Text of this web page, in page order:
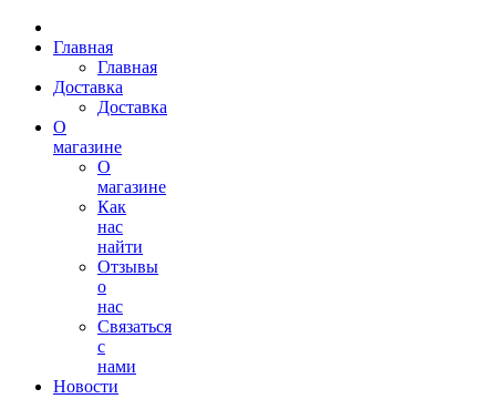
Главная
Главная
Доставка
Доставка
О
магазине
О
магазине
Как
нас
найти
Отзывы
о
нас
Связаться
с
нами
Новости